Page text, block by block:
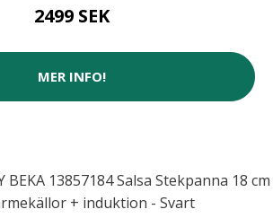
2499 SEK
MER INFO!